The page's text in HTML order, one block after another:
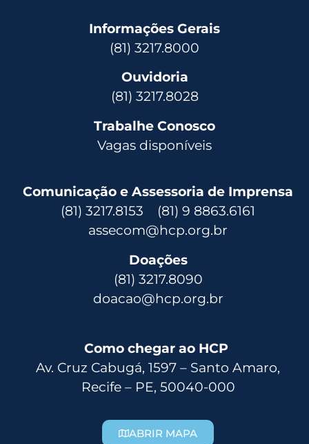
Informações Gerais
(81) 3217.8000
Ouvidoria
(81) 3217.8028
Trabalhe Conosco
Vagas disponíveis
Comunicação e Assessoria de Imprensa
(81) 3217.8153 (81) 9 8863.6161
assecom@hcp.org.br
Doações
(81) 3217.8090
doacao@hcp.org.br
Como chegar ao HCP
Av. Cruz Cabugá, 1597 – Santo Amaro,
Recife – PE, 50040-000
ABRIR MAPA